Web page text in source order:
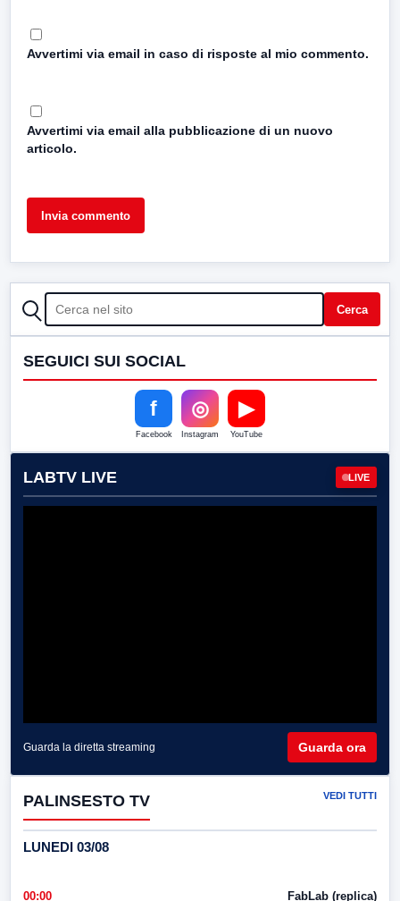
Avvertimi via email in caso di risposte al mio commento.
Avvertimi via email alla pubblicazione di un nuovo
articolo.
CERCA Cerca
SEGUICI SUI SOCIAL
f
Facebook
◎
Instagram
▶
YouTube
LABTV LIVE LIVE
Guarda la diretta streaming Guarda ora
PALINSESTO TV VEDI TUTTI
LUNEDI 03/08
00:00 FabLab (replica)